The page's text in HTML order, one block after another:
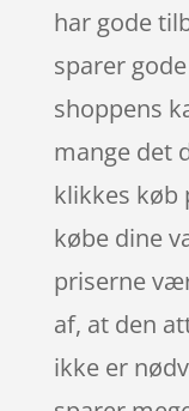
har gode
sparer
shoppens
mange det
klikkes køb
købe dine
priserne
af, at den
ikke er